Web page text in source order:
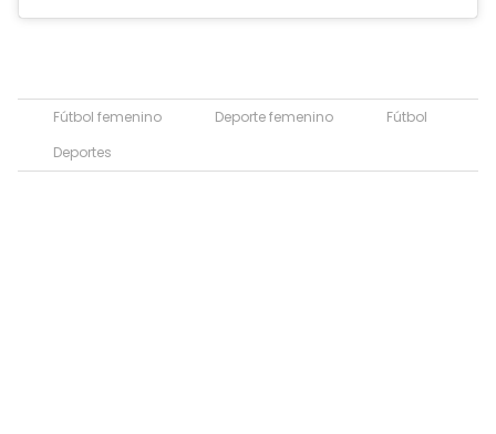
Fútbol femenino Deporte femenino
Fútbol
Deportes